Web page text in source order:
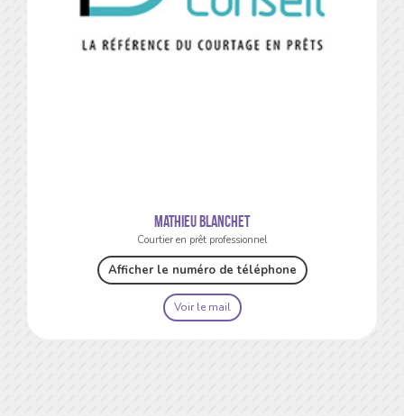
Mathieu BLANCHET
Courtier en prêt professionnel
Afficher le numéro de téléphone
Voir le mail